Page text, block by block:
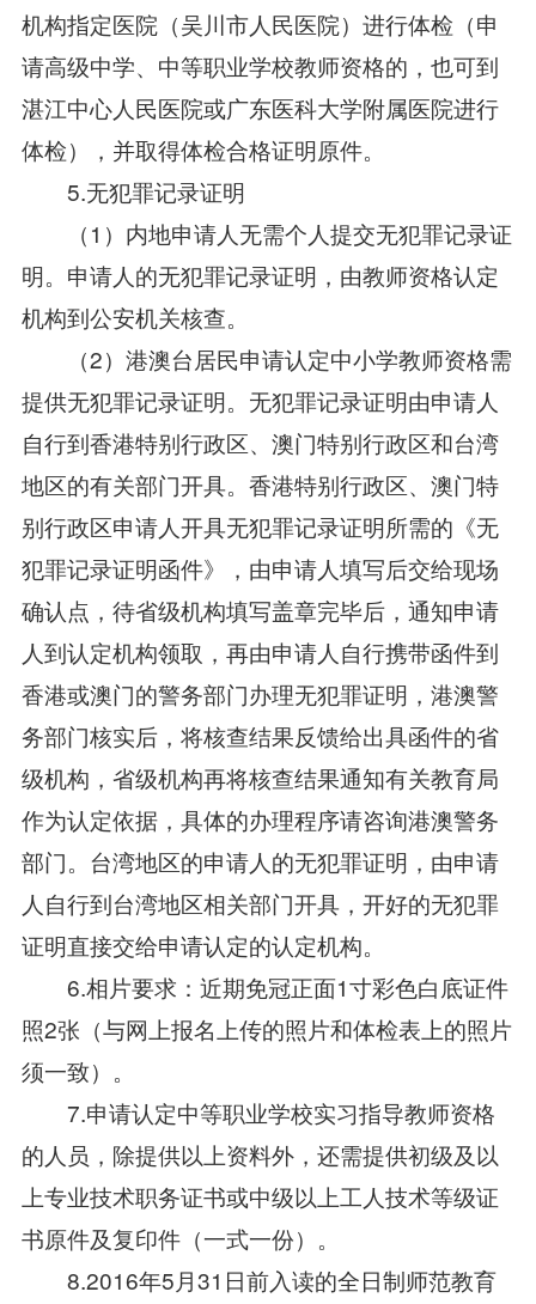
机构指定医院（吴川市人民医院）进行体检（申
请高级中学、中等职业学校教师资格的，也可到
湛江中心人民医院或广东医科大学附属医院进行
体检），并取得体检合格证明原件。
5.无犯罪记录证明
（1）内地申请人无需个人提交无犯罪记录证
明。申请人的无犯罪记录证明，由教师资格认定
机构到公安机关核查。
（2）港澳台居民申请认定中小学教师资格需
提供无犯罪记录证明。无犯罪记录证明由申请人
自行到香港特别行政区、澳门特别行政区和台湾
地区的有关部门开具。香港特别行政区、澳门特
别行政区申请人开具无犯罪记录证明所需的《无
犯罪记录证明函件》，由申请人填写后交给现场
确认点，待省级机构填写盖章完毕后，通知申请
人到认定机构领取，再由申请人自行携带函件到
香港或澳门的警务部门办理无犯罪证明，港澳警
务部门核实后，将核查结果反馈给出具函件的省
级机构，省级机构再将核查结果通知有关教育局
作为认定依据，具体的办理程序请咨询港澳警务
部门。台湾地区的申请人的无犯罪证明，由申请
人自行到台湾地区相关部门开具，开好的无犯罪
证明直接交给申请认定的认定机构。
6.相片要求：近期免冠正面1寸彩色白底证件
照2张（与网上报名上传的照片和体检表上的照片
须一致）。
7.申请认定中等职业学校实习指导教师资格
的人员，除提供以上资料外，还需提供初级及以
上专业技术职务证书或中级以上工人技术等级证
书原件及复印件（一式一份）。
8.2016年5月31日前入读的全日制师范教育